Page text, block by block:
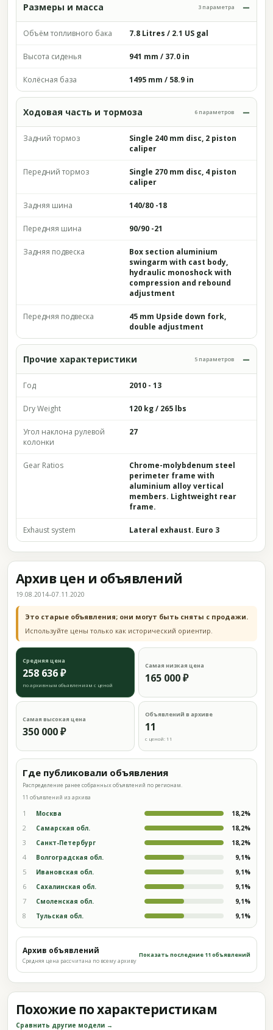
Размеры и масса 3 параметра
Объём топливного бака 7.8 Litres / 2.1 US gal
Высота сиденья 941 mm / 37.0 in
Колёсная база 1495 mm / 58.9 in
Ходовая часть и тормоза 6 параметров
Задний тормоз
Single 240 mm disc, 2 piston
caliper
Передний тормоз
Single 270 mm disc, 4 piston
caliper
Задняя шина 140/80 -18
Передняя шина 90/90 -21
Задняя подвеска
Box section aluminium
swingarm with cast body,
hydraulic monoshock with
compression and rebound
adjustment
Передняя подвеска
45 mm Upside down fork,
double adjustment
Прочие характеристики 5 параметров
Год 2010 - 13
Dry Weight 120 kg / 265 lbs
Угол наклона рулевой
колонки
27
Gear Ratios
Chrome-molybdenum steel
perimeter frame with
aluminium alloy vertical
members. Lightweight rear
frame.
Exhaust system Lateral exhaust. Euro 3
Архив цен и объявлений
19.08.2014–07.11.2020
Это старые объявления; они могут быть сняты с продажи.
Используйте цены только как исторический ориентир.
Средняя цена
258 636 ₽
по архивным объявлениям с ценой
Самая низкая цена
165 000 ₽
Самая высокая цена
350 000 ₽
Объявлений в архиве
11
с ценой: 11
Где публиковали объявления
Распределение ранее собранных объявлений по регионам.
11 объявлений из архива
1 Москва 18,2%
2 Самарская обл. 18,2%
3 Санкт-Петербург 18,2%
4 Волгоградская обл. 9,1%
5 Ивановская обл. 9,1%
6 Сахалинская обл. 9,1%
7 Смоленская обл. 9,1%
8 Тульская обл. 9,1%
Архив объявлений
Средняя цена рассчитана по всему архиву
Показать последние 11 объявлений
Похожие по характеристикам
Сравнить другие модели →